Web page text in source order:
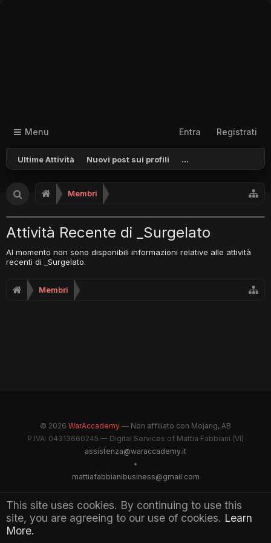
Menu
Ultime Attività Nuovi post sui profili ...
Entra Registrati
Membri
This site uses cookies. By continuing to use this
site, you are agreeing to our use of cookies. Learn
More.
Attività Recente di _Surgelato
Al momento non sono disponibili informazioni relative alle attività
recenti di _Surgelato.
Membri
© 2026 WarAccademy — Non affiliato con Mojang, AB
P.IVA: 04313660245 — Digital Services of Mattia Fabbiani (VI)
assistenza@waraccademy.it
•
mattiafabbianibusiness@gmail.com
@GhostFabbyz
Maintained by WarAccademy Administrators